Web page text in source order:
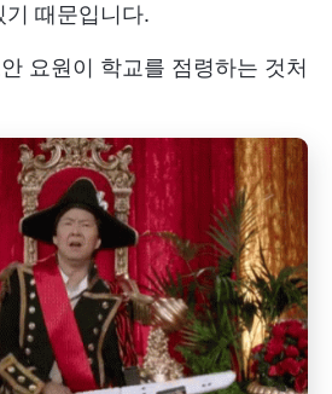
기 때문입니다.
요원이 학교를 점령하는 것처